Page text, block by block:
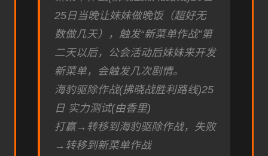
25日当晚让妹妹做晚饭（超好无
数做几天），触发“新菜单作战”第
二天以后，公会活动后妹妹来开发
新菜单，会触发几次剧情。
海豹驱除作战(拂晓战胜利路线)25
日 实力测试(由香里)
打赢→转移到海豹驱除作战，失败
→转移到新菜单作战